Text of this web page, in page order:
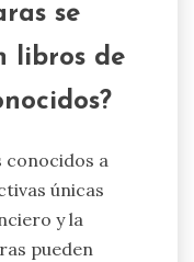
se
libros de
conocidos a
únicas
y la
pueden